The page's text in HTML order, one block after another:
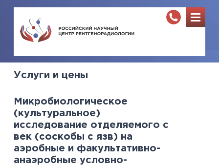
Услуги и цены
Микробиологическое
(культуральное)
исследование отделяемого с
век (соскобы с язв) на
аэробные и факультативно-
анаэробные условно-